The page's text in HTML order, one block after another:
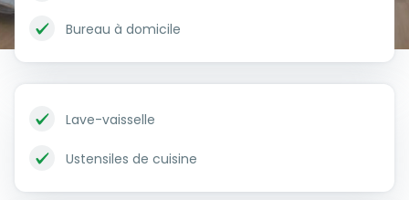
Bureau à domicile
Lave-vaisselle
Ustensiles de cuisine